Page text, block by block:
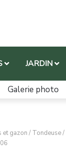
JARDIN
Galerie photo
et gazon / Tondeuse/